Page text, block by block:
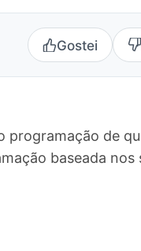
Gostei
de
baseada nos